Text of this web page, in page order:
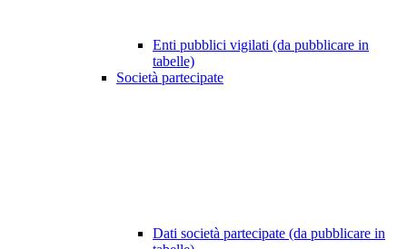
Enti pubblici vigilati (da pubblicare in
tabelle)
Società partecipate
Dati società partecipate (da pubblicare in